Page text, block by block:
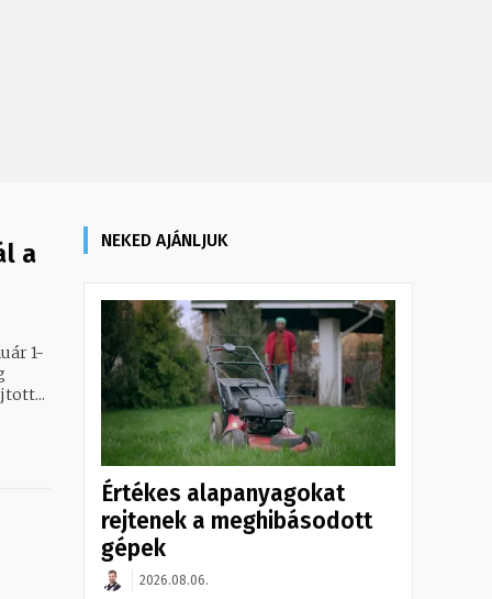
a
1-
NEKED AJÁNLJUK
Értékes alapanyagokat
rejtenek a meghibásodott
gépek
2026.08.06.